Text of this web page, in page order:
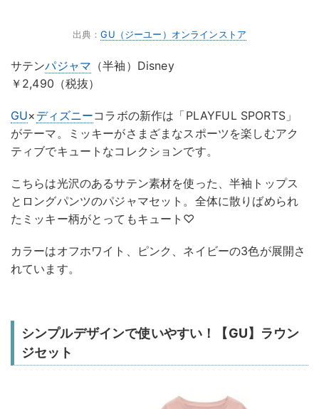
出典：GU（ジーユー）オンラインストア
サテンパジャマ （半袖）Disney
￥2,490（税抜）
GU× ディズニーコラボの新作は「PLAYFUL SPORTS」
がテーマ。ミッキーがさまざまなスポーツを楽しむアク
ティブでキュートなコレクションです。
こちらは光沢のあるサテン素材を使った、半袖トップス
とロングパンツのパジャマセット。全体に散りばめられ
たミッキー柄がとってもキュート♡
カラーはオフホワイト、ピンク、ネイビーの3色が展開さ
れています。
シンプルデザインで使いやすい！【GU】ラウン
ジセット